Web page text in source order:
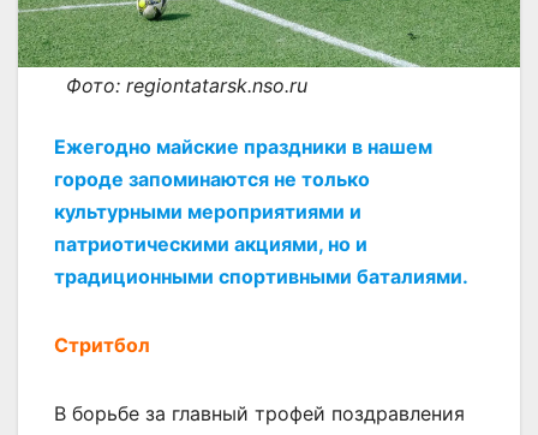
Фото: regiontatarsk.nso.ru
Ежегодно майские праздники в нашем
городе запоминаются не только
культурными мероприятиями и
патриотическими акциями, но и
традиционными спортивными баталиями.
Стритбол
В борьбе за главный трофей поздравления